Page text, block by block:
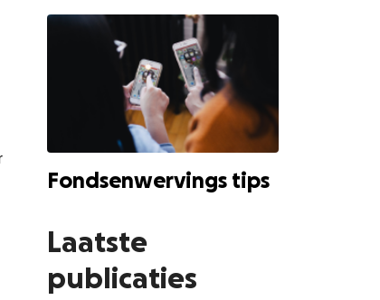
Fondsenwervings tips
Laatste
publicaties